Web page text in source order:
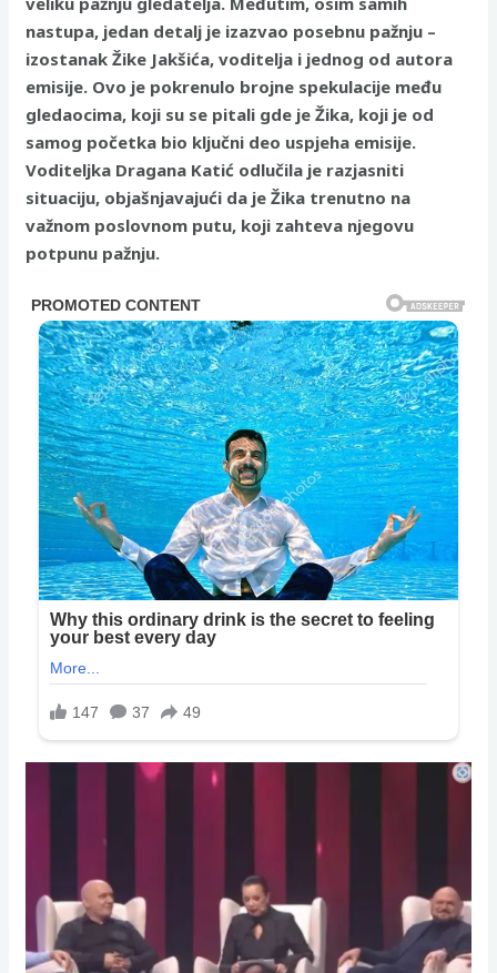
nastupa, jedan detalj je izazvao posebnu pažnju –
izostanak Žike Jakšića, voditelja i jednog od autora
emisije. Ovo je pokrenulo brojne spekulacije među
gledaocima, koji su se pitali gde je Žika, koji je od
samog početka bio ključni deo uspjeha emisije.
Voditeljka Dragana Katić odlučila je razjasniti
situaciju, objašnjavajući da je Žika trenutno na
važnom poslovnom putu, koji zahteva njegovu
potpunu pažnju.